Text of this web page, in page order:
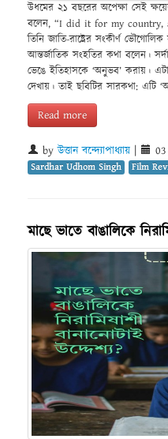
উধমের ২১ বছরের অপেক্ষা সেই
বলেন, “I did it for my
তিনি জাতি-রাষ্ট্রের সংকীর্ণ
আন্তর্জাতিক সংহতির কথা বলেন।
ভেঙে ইতিহাসকে ‘অনুভব’ করায়।
দেখায়। তাই ছবিটির সারকথা: এটি
Read more
byউত্তান বন্দ্যোপাধ্যায়
Sardhar Udhom Singh Film
মাছে ভাতে বাঙালিকে